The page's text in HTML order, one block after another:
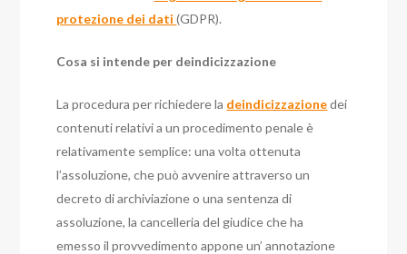
protezione dei dati(GDPR).
Cosa si intende per deindicizzazione
La procedura per richiedere la deindicizzazionedei
contenuti relativi a un procedimento penale è
relativamente semplice: una volta ottenuta
l’assoluzione, che può avvenire attraverso un
decreto di archiviazione o una sentenza di
assoluzione, la cancelleria del giudice che ha
emesso il provvedimento appone un’ annotazione